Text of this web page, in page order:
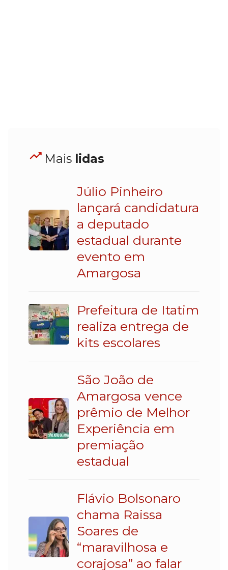
Mais lidas
Júlio Pinheiro
lançará candidatura
a deputado
estadual durante
evento em
Amargosa
Prefeitura de Itatim
realiza entrega de
kits escolares
São João de
Amargosa vence
prêmio de Melhor
Experiência em
premiação
estadual
Flávio Bolsonaro
chama Raissa
Soares de
“maravilhosa e
corajosa” ao falar